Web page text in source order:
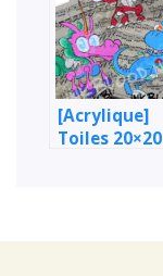
[Acrylique]
Toiles